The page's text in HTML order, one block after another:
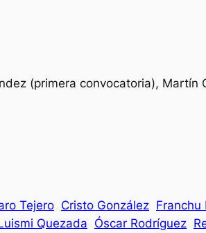
(primera convocatoria), Martín
Tejero Cristo González Franchu
Quezada Óscar Rodríguez